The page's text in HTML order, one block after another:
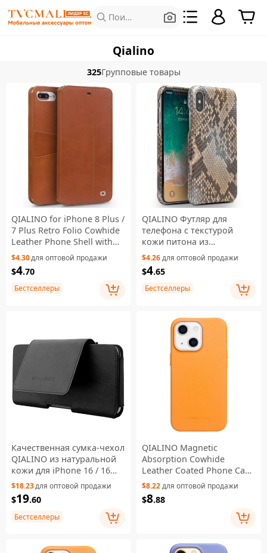
Поиск продуктов
Qialino
325Групповые товары
QIALINO for iPhone 8 Plus /
7 Plus Retro Folio Cowhide
Leather Phone Shell with
Card Slots - Brown
$4.30для оптовой продажи
$4.70
Бестселлеры
QIALINO Футляр для
телефона с текстурой
кожи питона из
натуральной кожи для
iPhone X
$4.26для оптовой продажи
$4.65
Бестселлеры
Качественная сумка-чехол
QIALINO из натуральной
кожи для iPhone 16 / 16
Pro / 11 Pro Max 6,5-
дюймов - Черная
$18.23для оптовой продажи
$19.60
Бестселлеры
QIALINO Magnetic
Absorption Cowhide
Leather Coated Phone Case
Protector Magnetic
Charging for iPhone 13
mini 5.4 inch - Orange
$8.22для оптовой продажи
$8.88